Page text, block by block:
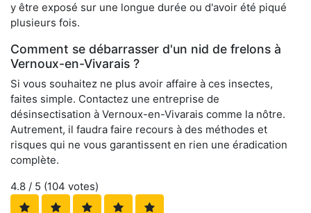
y être exposé sur une longue durée ou d'avoir été piqué
plusieurs fois.
Comment se débarrasser d'un nid de frelons à
Vernoux-en-Vivarais ?
Si vous souhaitez ne plus avoir affaire à ces insectes,
faites simple. Contactez une entreprise de
désinsectisation à Vernoux-en-Vivarais comme la nôtre.
Autrement, il faudra faire recours à des méthodes et
risques qui ne vous garantissent en rien une éradication
complète.
4.8 / 5 (104 votes)